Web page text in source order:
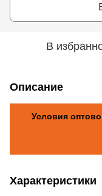
В
Описание
Условия
Характеристики